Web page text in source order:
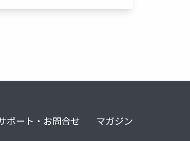
ポート・お問合せ マガジン